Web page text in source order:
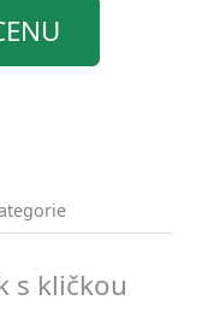
s kličkou